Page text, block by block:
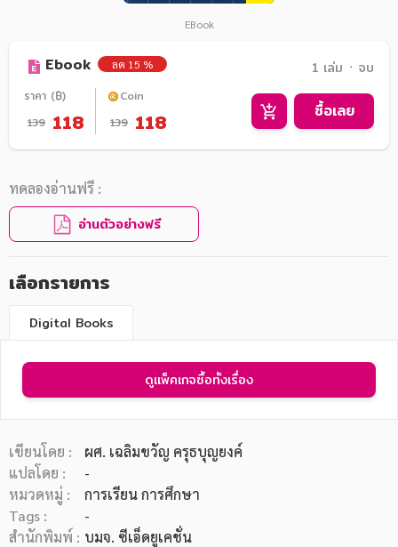
หมวดหมู่หนังสือ
EBook
Ebook ลด 15 % 1 เล่ม ᛫ จบ
ราคา (฿)
139 118
Coin
139 118 ซื้อเลย
ทดลองอ่านฟรี :
อ่านตัวอย่างฟรี
เลือกรายการ
Digital Books
ดูแพ็คเกจซื้อทั้งเรื่อง
เขียนโดย :
ผศ. เฉลิมขวัญ ครุธบุญยงค์
แปลโดย :
-
หมวดหมู่ :
การเรียน การศึกษา
Tags :
-
สำนักพิมพ์ : บมจ. ซีเอ็ดยูเคชั่น